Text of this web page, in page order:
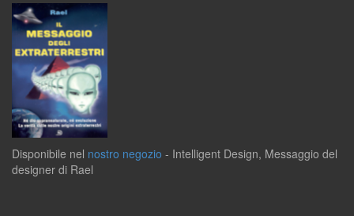
Disponibile nel nostro negozio - Intelligent Design, Messaggio del
designer di Rael